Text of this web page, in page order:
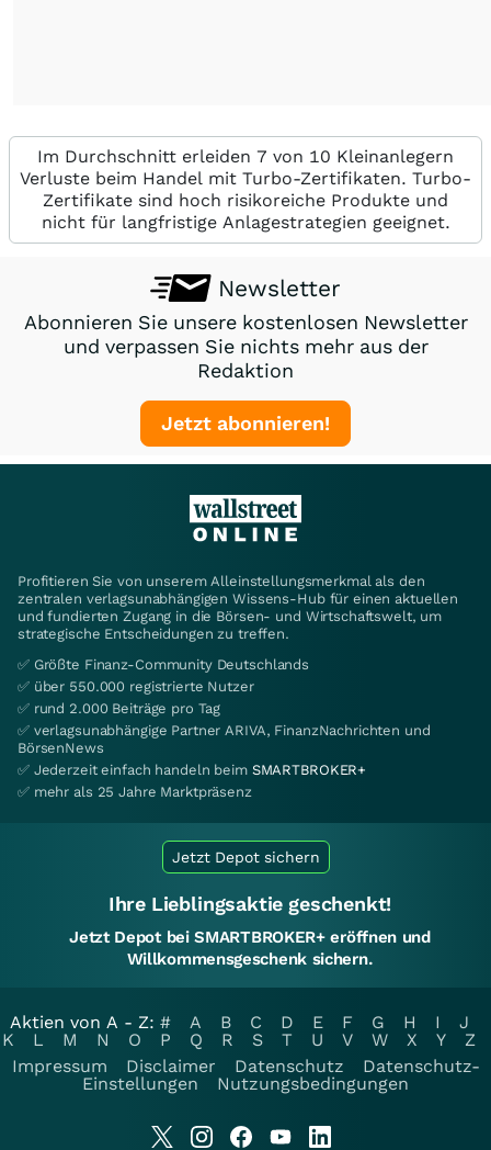
Im Durchschnitt erleiden 7 von 10 Kleinanlegern
Verluste beim Handel mit Turbo-Zertifikaten. Turbo-
Zertifikate sind hoch risikoreiche Produkte und
nicht für langfristige Anlagestrategien geeignet.
Newsletter
Abonnieren Sie unsere kostenlosen Newsletter
und verpassen Sie nichts mehr aus der
Redaktion
Jetzt abonnieren!
Profitieren Sie von unserem Alleinstellungsmerkmal als den
zentralen verlagsunabhängigen Wissens-Hub für einen aktuellen
und fundierten Zugang in die Börsen- und Wirtschaftswelt, um
strategische Entscheidungen zu treffen.
✅ Größte Finanz-Community Deutschlands
✅ über 550.000 registrierte Nutzer
✅ rund 2.000 Beiträge pro Tag
✅ verlagsunabhängige Partner ARIVA, FinanzNachrichten und
BörsenNews
✅ Jederzeit einfach handeln beim SMARTBROKER+
✅ mehr als 25 Jahre Marktpräsenz
Jetzt Depot sichern
Ihre Lieblingsaktie geschenkt!
Jetzt Depot bei SMARTBROKER+ eröffnen und
Willkommensgeschenk sichern.
Aktien von A - Z: # A B C D E F G H I
J
K
L M N O P Q R S T U V W X Y
Z
Impressum
Disclaimer Datenschutz
Datenschutz-
Einstellungen
Nutzungsbedingungen